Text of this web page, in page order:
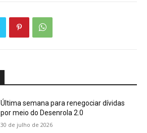
Última semana para renegociar dívidas
por meio do Desenrola 2.0
30 de julho de 2026